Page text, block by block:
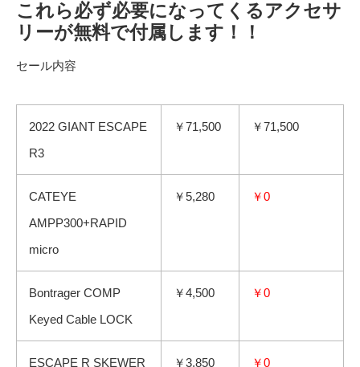
これら必ず必要になってくるアクセサ
リーが無料で付属します！！
セール内容
2022 GIANT ESCAPE
R3
￥71,500 ￥71,500
CATEYE
AMPP300+RAPID
micro
￥5,280 ￥0
Bontrager COMP
Keyed Cable LOCK
￥4,500 ￥0
ESCAPE R SKEWER ￥3,850 ￥0